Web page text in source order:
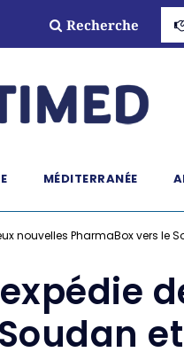
Recherche
MÉDITERRANÉE
nouvelles PharmaBox vers le